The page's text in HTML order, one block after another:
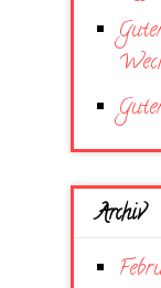
Archiv